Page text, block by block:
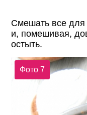
Смешать все для
и, помешивая,
остыть.
Фото 7